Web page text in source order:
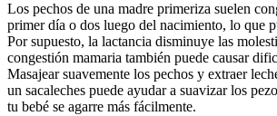
Los pechos de una madre primeriza suelen
primer día o dos luego del nacimiento, lo que
Por supuesto, la lactancia disminuye las
congestión mamaria también puede causar
Masajear suavemente los pechos y extraer
un sacaleches puede ayudar a suavizar los
tu bebé se agarre más fácilmente.